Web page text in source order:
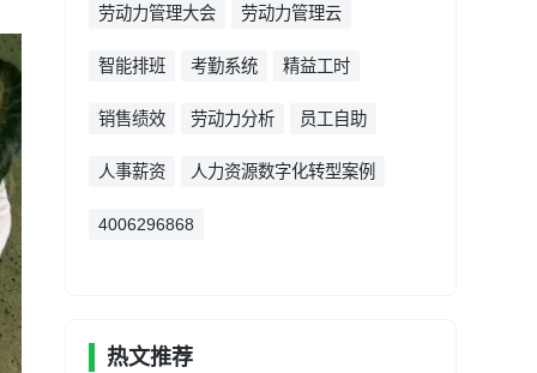
劳动力管理大会 劳动力管理云
智能排班 考勤系统 精益工时
销售绩效 劳动力分析 员工自助
人事薪资 人力资源数字化转型案例
4006296868
热文推荐